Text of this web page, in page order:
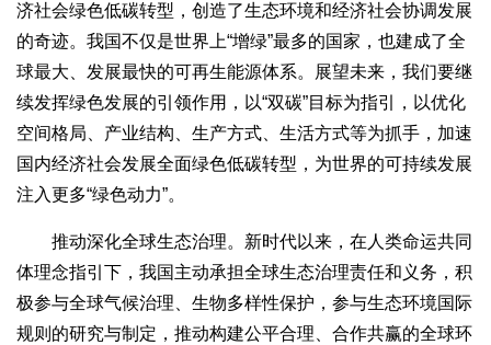
济社会绿色低碳转型，创造了生态环境和经济社会协调发展
的奇迹。我国不仅是世界上“增绿”最多的国家，也建成了全
球最大、发展最快的可再生能源体系。展望未来，我们要继
续发挥绿色发展的引领作用，以“双碳”目标为指引，以优化
空间格局、产业结构、生产方式、生活方式等为抓手，加速
国内经济社会发展全面绿色低碳转型，为世界的可持续发展
注入更多“绿色动力”。
推动深化全球生态治理。新时代以来，在人类命运共同
体理念指引下，我国主动承担全球生态治理责任和义务，积
极参与全球气候治理、生物多样性保护，参与生态环境国际
规则的研究与制定，推动构建公平合理、合作共赢的全球环